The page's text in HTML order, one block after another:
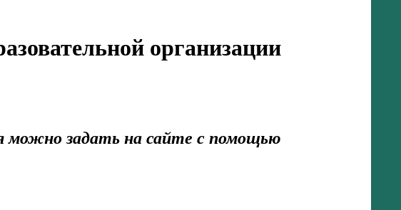
организации
можно задать на сайте с помощью